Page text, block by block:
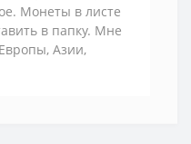
Монеты в листе
в папку. Мне
Азии,